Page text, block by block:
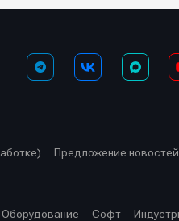
Предложение новостей
Оборудование Софт